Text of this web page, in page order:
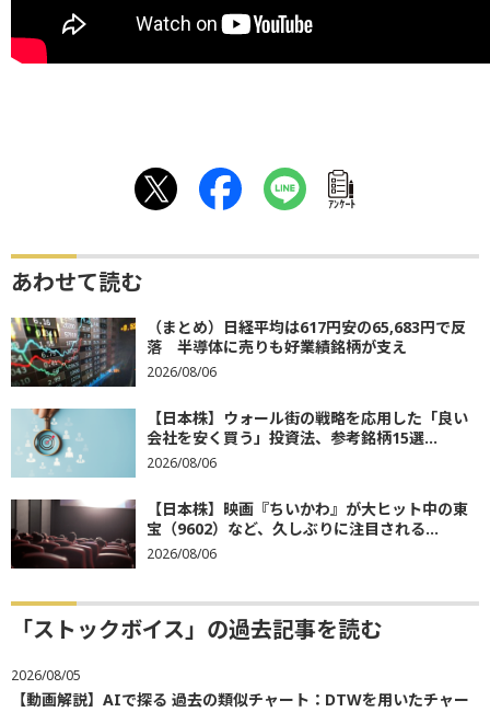
ｱﾝｹｰﾄ
あわせて読む
（まとめ）日経平均は617円安の65,683円で反
落 半導体に売りも好業績銘柄が支え
2026/08/06
【日本株】ウォール街の戦略を応用した「良い
会社を安く買う」投資法、参考銘柄15選...
2026/08/06
【日本株】映画『ちいかわ』が大ヒット中の東
宝（9602）など、久しぶりに注目される...
2026/08/06
「ストックボイス」の過去記事を読む
2026/08/05
【動画解説】AIで探る 過去の類似チャート：DTWを用いたチャー